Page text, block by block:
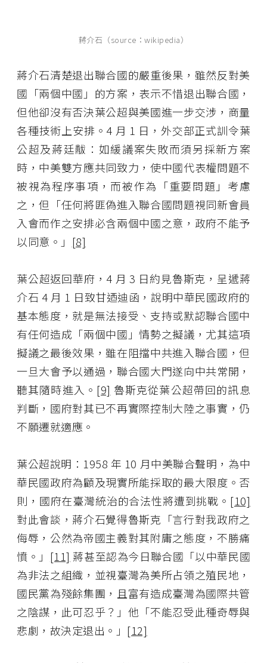
蔣介石（source：wikipedia）
蔣介石清楚退出聯合國的嚴重後果，雖然反對美
國「兩個中國」的方案，表示不惜退出聯合國，
但他卻沒有否決葉公超與美國進一步交涉，商量
各種技術上安排。4 月 1 日，外交部正式訓令葉
公超及蔣廷黻：如緩議案失敗而須另採新方案
時，中美雙方應共同致力，使中國代表權問題不
被視為程序事項，而被作為「重要問題」考慮
之，但「任何將匪偽進入聯合國問題視同新會員
入會而作之安排必含兩個中國之意，政府不能予
以同意。」 [8]
葉公超返回華府，4 月 3 日約見魯斯克，呈遞蔣
介石 4 月 1 日致甘迺迪函，說明中華民國政府的
基本態度，就是無法接受、支持或默認聯合國中
有任何造成「兩個中國」情勢之擬議，尤其這項
擬議之最後效果，雖在阻擋中共進入聯合國，但
一旦大會予以通過，聯合國大門遂向中共常開，
聽其隨時進入。 [9] 魯斯克從葉公超帶回的訊息
判斷，國府對其已不再實際控制大陸之事實，仍
不願遷就適應。
葉公超說明：1958 年 10 月中美聯合聲明，為中
華民國政府為顧及現實所能採取的最大限度。否
則，國府在臺灣統治的合法性將遭到挑戰。 [10]
對此會談，蔣介石覺得魯斯克「言行對我政府之
侮辱，公然為帝國主義對其附庸之態度，不勝痛
憤。」 [11] 蔣甚至認為今日聯合國「以中華民國
為非法之組織，並視臺灣為美所占領之殖民地，
國民黨為殘餘集團，且富有造成臺灣為國際共管
之陰謀，此可忍乎？」他「不能忍受此種奇辱與
悲劇，故決定退出。」 [12]